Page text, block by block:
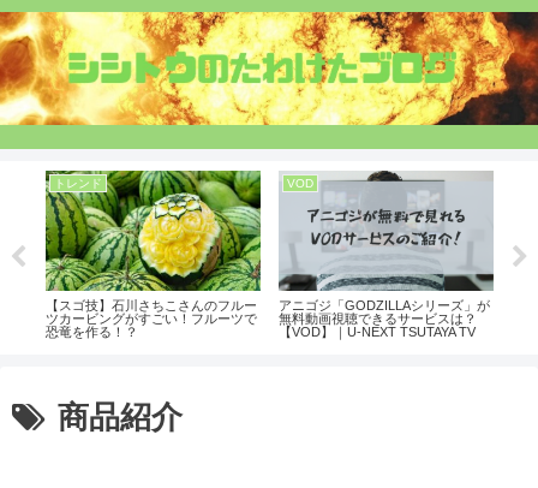
トレンド
【スゴ技】石川さちこさんのフルー
ツカービングがすごい！フルーツで
恐竜を作る！？
VOD
アニゴジ「GODZILLAシリーズ」が
無料動画視聴できるサービスは？
【VOD】｜U-NEXT TSUTAYA TV
商品紹介